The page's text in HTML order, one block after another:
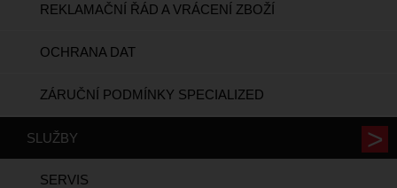
REKLAMAČNÍ ŘÁD A VRÁCENÍ ZBOŽÍ
OCHRANA DAT
ZÁRUČNÍ PODMÍNKY SPECIALIZED
SLUŽBY
SERVIS